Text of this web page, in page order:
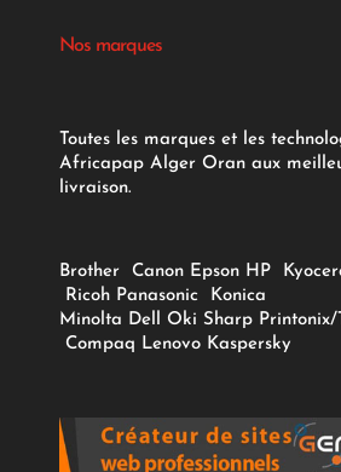
Nos marques
Toutes les marques et les
Africapap Alger Oran aux
livraison.
Brother Canon Epson HP
Ricoh Panasonic
Konica
Minolta Dell Oki Sharp Printonix/
Compaq Lenovo Kaspersky